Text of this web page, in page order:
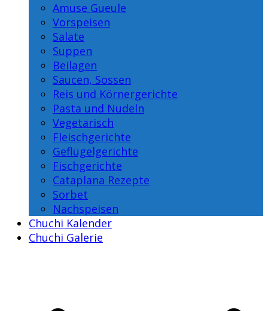
Amuse Gueule
Vorspeisen
Salate
Suppen
Beilagen
Saucen, Sossen
Reis und Körnergerichte
Pasta und Nudeln
Vegetarisch
Fleischgerichte
Geflügelgerichte
Fischgerichte
Cataplana Rezepte
Sorbet
Nachspeisen
Chuchi Kalender
Chuchi Galerie